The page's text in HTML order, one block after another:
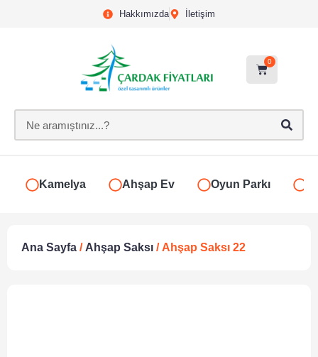
Hakkımızda İletişim
0
Kamelya Ahşap Ev Oyun Parkı
Ana Sayfa / Ahşap Saksı / Ahşap Saksı 22